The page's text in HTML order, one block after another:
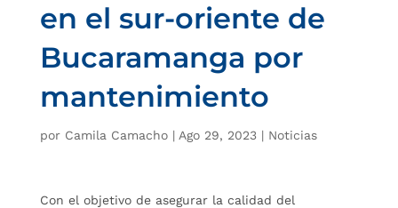
en el sur-oriente de
Bucaramanga por
mantenimiento
por Camila Camacho| Ago 29, 2023| Noticias
Con el objetivo de asegurar la calidad del